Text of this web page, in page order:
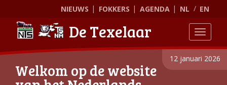
NIEUWS FOKKERS AGENDA NL EN
De Texelaar
12 januari 2026
Welkom op de website